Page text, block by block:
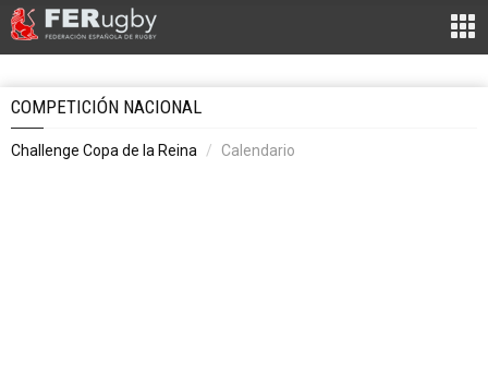
COMPETICIÓN NACIONAL
Challenge Copa de la Reina Calendario